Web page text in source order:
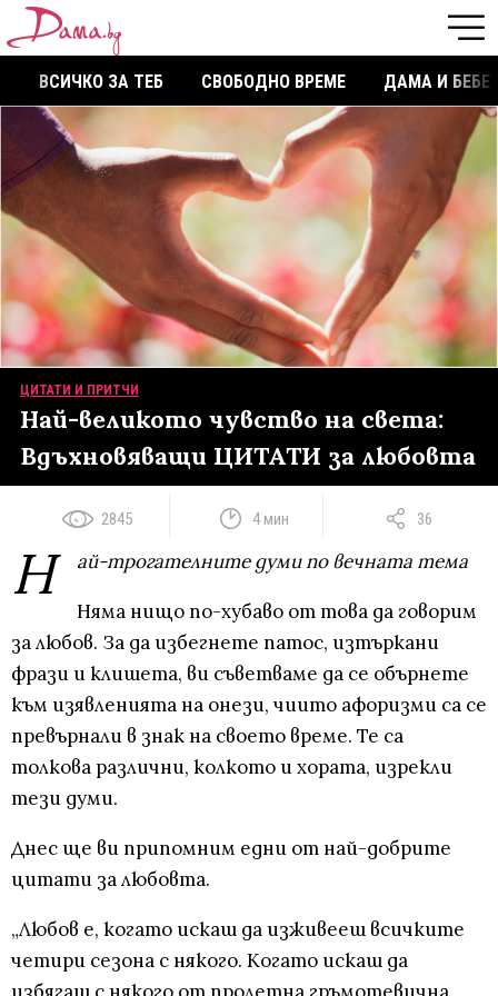
ВСИЧКО ЗА ТЕБ СВОБОДНО ВРЕМЕ ДАМА И БЕБЕ
ЦИТАТИ И ПРИТЧИ
Най-великото чувство на света:
Вдъхновяващи ЦИТАТИ за любовта
2845 4 мин 36
Н ай-трогателните думи по вечната тема
Няма нищо по-хубаво от това да говорим
за любов. За да избегнете патос, изтъркани
фрази и клишета, ви съветваме да се обърнете
към изявленията на онези, чиито афоризми са се
превърнали в знак на своето време. Те са
толкова различни, колкото и хората, изрекли
тези думи.
Днес ще ви припомним едни от най-добрите
цитати за любовта.
„Любов е, когато искаш да изживееш всичките
четири сезона с някого. Когато искаш да
избягаш с някого от пролетна гръмотевична